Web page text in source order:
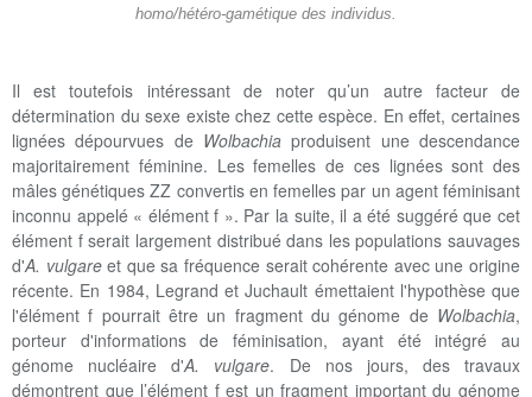
homo/hétéro-gamétique des individus.
Il est toutefois intéressant de noter qu’un autre facteur de
détermination du sexe existe chez cette espèce. En effet, certaines
lignées dépourvues de Wolbachia produisent une descendance
majoritairement féminine. Les femelles de ces lignées sont des
mâles génétiques ZZ convertis en femelles par un agent féminisant
inconnu appelé « élément f ». Par la suite, il a été suggéré que cet
élément f serait largement distribué dans les populations sauvages
d'A. vulgareet que sa fréquence serait cohérente avec une origine
récente. En 1984, Legrand et Juchault émettaient l'hypothèse que
l'élément f pourrait être un fragment du génome de Wolbachia,
porteur d'informations de féminisation, ayant été intégré au
génome nucléaire d'A. vulgare. De nos jours, des travaux
démontrent que l’élément f est un fragment important du génome